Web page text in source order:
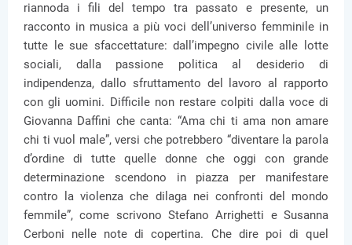
riannoda i fili del tempo tra passato e presente, un
racconto in musica a più voci dell’universo femminile in
tutte le sue sfaccettature: dall’impegno civile alle lotte
sociali, dalla passione politica al desiderio di
indipendenza, dallo sfruttamento del lavoro al rapporto
con gli uomini. Difficile non restare colpiti dalla voce di
Giovanna Daffini che canta: “Ama chi ti ama non amare
chi ti vuol male”, versi che potrebbero “diventare la parola
d’ordine di tutte quelle donne che oggi con grande
determinazione scendono in piazza per manifestare
contro la violenza che dilaga nei confronti del mondo
femmile”, come scrivono Stefano Arrighetti e Susanna
Cerboni nelle note di copertina. Che dire poi di quel